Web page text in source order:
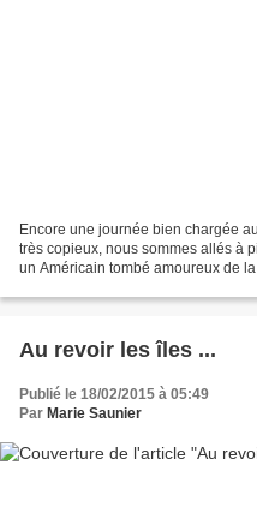
Encore une journée bien chargée
très copieux, nous sommes allés à
un Américain tombé amoureux de
Au revoir les îles ...
Publié le 18/02/2015 à 05:49
Par Marie Saunier